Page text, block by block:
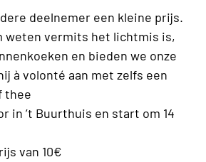
deelnemer een kleine prijs.
weten vermits het lichtmis is,
en bieden we onze
à volonté aan met zelfs een
thee
in ’t Buurthuis en start om 14
van 10€